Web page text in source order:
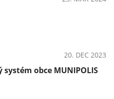
20. DEC 2023
obce MUNIPOLIS